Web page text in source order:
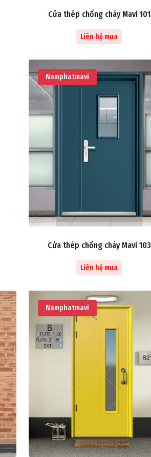
Cửa thép chống cháy Mavi 101
Liên hệ mua
Namphatmavi
Cửa thép chống cháy Mavi 103
Liên hệ mua
Namphatmavi